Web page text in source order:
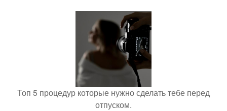
Топ 5 процедур которые нужно сделать тебе перед
отпуском.